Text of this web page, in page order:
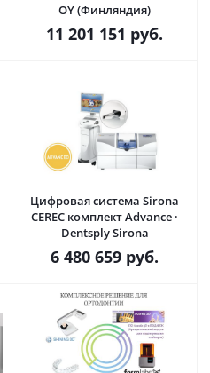
OY (Финляндия)
11 201 151 руб.
Цифровая система Sirona
CEREC комплект Advance ·
Dentsply Sirona
6 480 659 руб.